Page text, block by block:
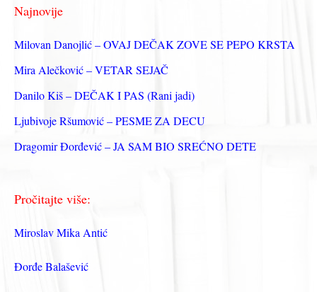
а
з
а
Najnovije
Milovan Danojlić – OVAJ DEČAK ZOVE SE PEPO KRSTA
Mira Alečković – VETAR SEJAČ
Danilo Kiš – DEČAK I PAS (Rani jadi)
Ljubivoje Ršumović – PESME ZA DECU
Dragomir Đorđević – JA SAM BIO SREĆNO DETE
Pročitajte više:
Miroslav Mika Antić
Đorđe Balašević